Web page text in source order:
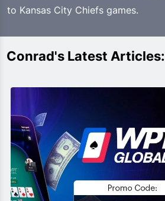
to Kansas City Chiefs games.
Conrad's Latest Articles: